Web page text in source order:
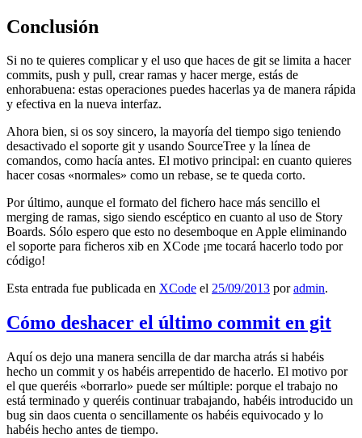
Conclusión
Si no te quieres complicar y el uso que haces de git se limita a hacer
commits, push y pull, crear ramas y hacer merge, estás de
enhorabuena: estas operaciones puedes hacerlas ya de manera rápida
y efectiva en la nueva interfaz.
Ahora bien, si os soy sincero, la mayoría del tiempo sigo teniendo
desactivado el soporte git y usando SourceTree y la línea de
comandos, como hacía antes. El motivo principal: en cuanto quieres
hacer cosas «normales» como un rebase, se te queda corto.
Por último, aunque el formato del fichero hace más sencillo el
merging de ramas, sigo siendo escéptico en cuanto al uso de Story
Boards. Sólo espero que esto no desemboque en Apple eliminando
el soporte para ficheros xib en XCode ¡me tocará hacerlo todo por
código!
Esta entrada fue publicada en XCode el 25/09/2013 poradmin.
Cómo deshacer el último commit en git
Aquí os dejo una manera sencilla de dar marcha atrás si habéis
hecho un commit y os habéis arrepentido de hacerlo. El motivo por
el que queréis «borrarlo» puede ser múltiple: porque el trabajo no
está terminado y queréis continuar trabajando, habéis introducido un
bug sin daos cuenta o sencillamente os habéis equivocado y lo
habéis hecho antes de tiempo.